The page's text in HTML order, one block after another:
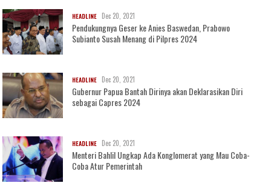
HEADLINE Dec 20, 2021
Pendukungnya Geser ke Anies Baswedan, Prabowo
Subianto Susah Menang di Pilpres 2024
HEADLINE Dec 20, 2021
Gubernur Papua Bantah Dirinya akan Deklarasikan Diri
sebagai Capres 2024
HEADLINE Dec 20, 2021
Menteri Bahlil Ungkap Ada Konglomerat yang Mau Coba-
Coba Atur Pemerintah